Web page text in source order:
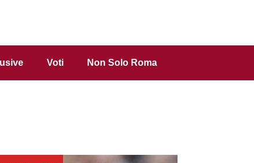
Voti Non Solo Roma